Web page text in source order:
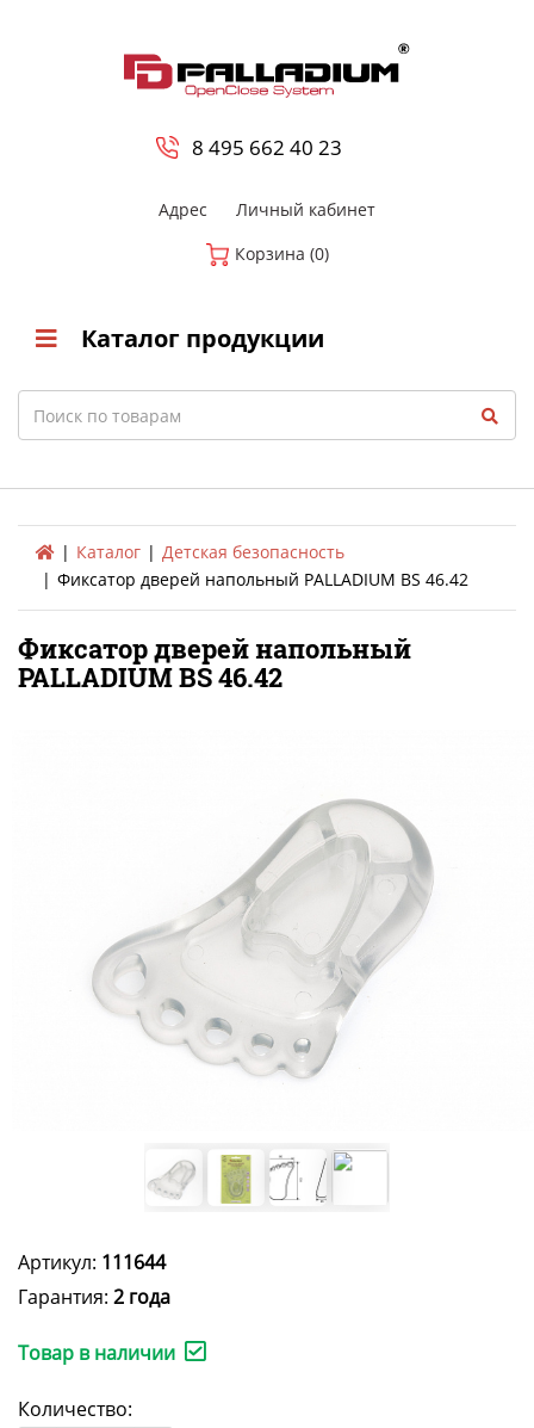
8 495 662 40 23
Адрес
Личный кабинет
Корзина (0)
Каталог продукции
Search
Каталог
Детская безопасность
Фиксатор дверей напольный PALLADIUM BS 46.42
Фиксатор дверей напольный
PALLADIUM BS 46.42
Артикул: 111644
Гарантия: 2 года
Товар в наличии
Количество: